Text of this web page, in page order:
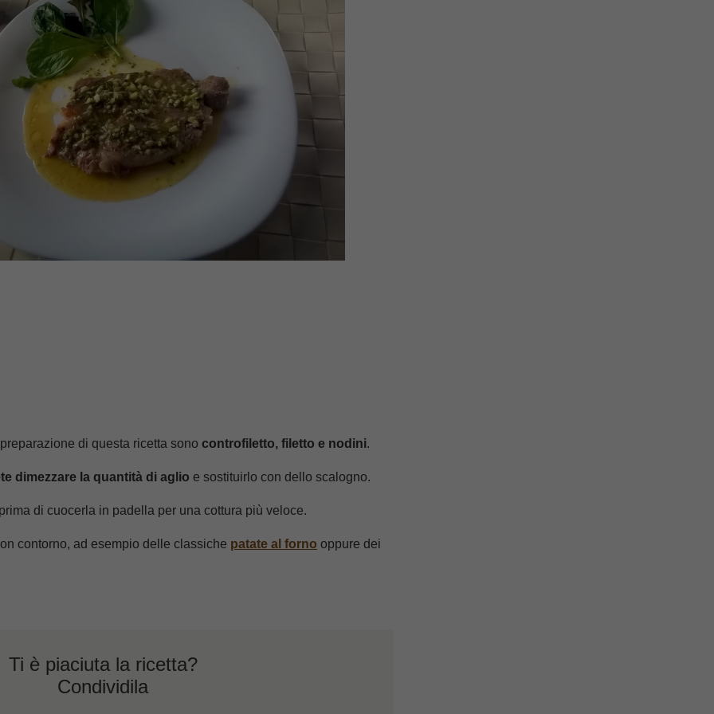
di questa ricetta sono controfiletto, filetto e nodini.
dimezzare la quantità di aglio e sostituirlo con dello scalogno.
di cuocerla in padella per una cottura più veloce.
contorno, ad esempio delle classiche patate al forno oppure dei
Ti è piaciuta la ricetta?
Condividila